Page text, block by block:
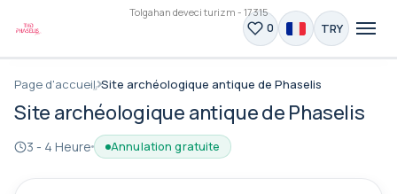
Tolgahan deveci turizm - 17315
0 TRY
Page d'accueil Site archéologique antique de Phaselis
Site archéologique antique de Phaselis
3 - 4 Heure Annulation gratuite